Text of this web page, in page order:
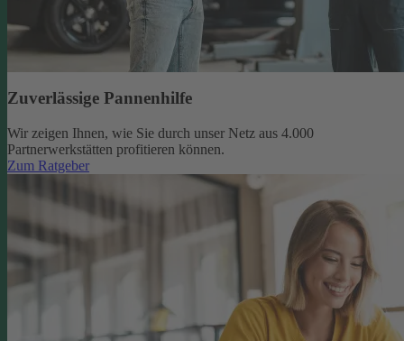
Zuverlässige Pannenhilfe
Wir zeigen Ihnen, wie Sie durch unser Netz aus 4.000
Partnerwerkstätten profitieren können.
Zum Ratgeber